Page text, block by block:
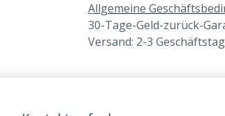
Allgemeine
30-Tage-Geld-zurück-
Versand: 2-3